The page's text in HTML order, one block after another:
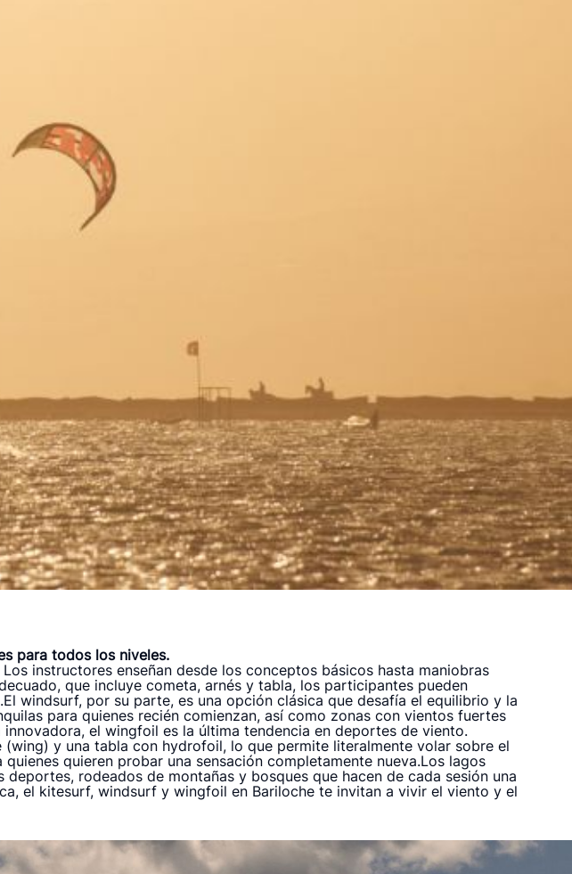
para todos los niveles.
instructores enseñan desde los conceptos básicos hasta maniobras
que incluye cometa, arnés y tabla, los participantes pueden
windsurf, por su parte, es una opción clásica que desafía el equilibrio y la
para quienes recién comienzan, así como zonas con vientos fuertes
el wingfoil es la última tendencia en deportes de viento.
y una tabla con hydrofoil, lo que permite literalmente volar sobre el
quieren probar una sensación completamente nueva.Los lagos
rodeados de montañas y bosques que hacen de cada sesión una
el kitesurf, windsurf y wingfoil en Bariloche te invitan a vivir el viento y el